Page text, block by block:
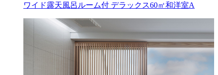
ワイド露天風呂ルーム付 デラックス60㎡和洋室A